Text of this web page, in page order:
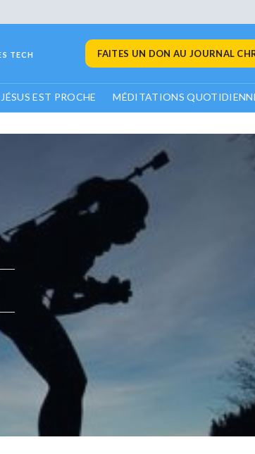
TECH FAITES UN DON AU JOURNAL
EST PROCHE MÉDITATIONS
de